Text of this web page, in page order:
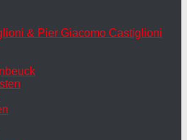
& Pier Giacomo Castiglioni